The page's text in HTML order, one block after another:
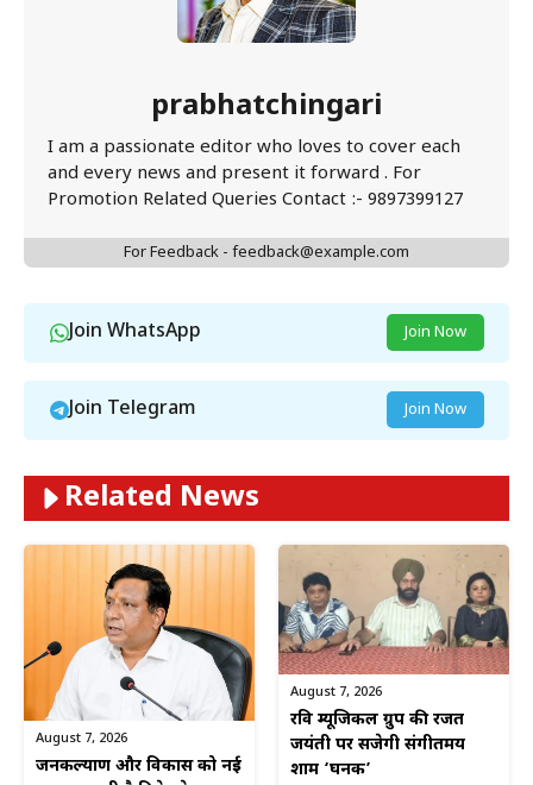
prabhatchingari
I am a passionate editor who loves to cover each
and every news and present it forward . For
Promotion Related Queries Contact :- 9897399127
For Feedback - feedback@example.com
Join WhatsApp Join Now
Join Telegram Join Now
Related News
August 7, 2026
जनकल्याण और विकास को नई
August 7, 2026
रवि म्यूजिकल ग्रुप की रजत
जयंती पर सजेगी संगीतमय
शाम ‘घनक’